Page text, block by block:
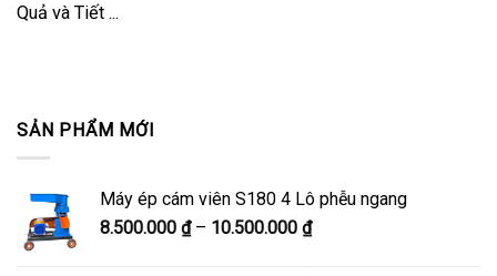
SẢN PHẨM MỚI
Máy ép cám viên S180 4 Lô phễu ngang
8.500.000 ₫ – 10.500.000 ₫Khoảng
Quả và Tiết ...